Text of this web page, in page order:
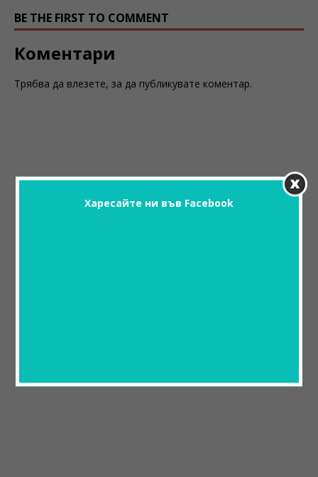
BE THE FIRST TO COMMENT
Коментари
Трябва да влезете, за да публикувате коментар.
Харесайте ни във Facebook